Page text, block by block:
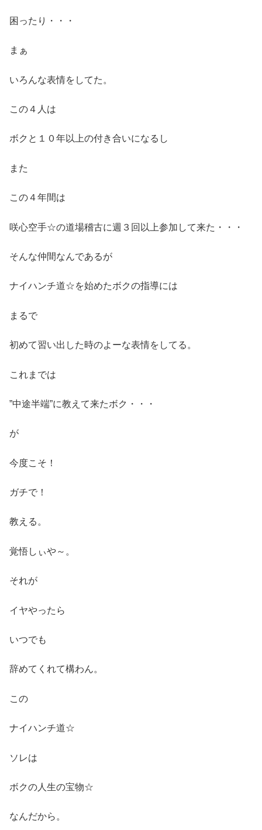
困ったり・・・
まぁ
いろんな表情をしてた。
この４人は
ボクと１０年以上の付き合いになるし
また
この４年間は
咲心空手☆の道場稽古に週３回以上参加して来た・・・
そんな仲間なんであるが
ナイハンチ道☆を始めたボクの指導には
まるで
初めて習い出した時のよーな表情をしてる。
これまでは
”中途半端”に教えて来たボク・・・
が
今度こそ！
ガチで！
教える。
覚悟しぃや～。
それが
イヤやったら
いつでも
辞めてくれて構わん。
この
ナイハンチ道☆
ソレは
ボクの人生の宝物☆
なんだから。